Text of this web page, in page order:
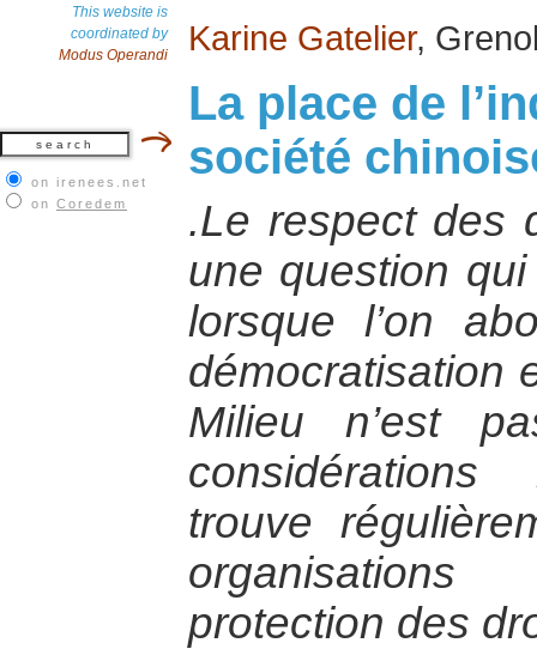
This website is
coordinated by
Modus Operandi
on irenees.net
on Coredem
Karine Gatelier,
La place de
société
.Le respect des
une question
lorsque l’on
démocratisation
Milieu n’est
trouve
organisations
protection des